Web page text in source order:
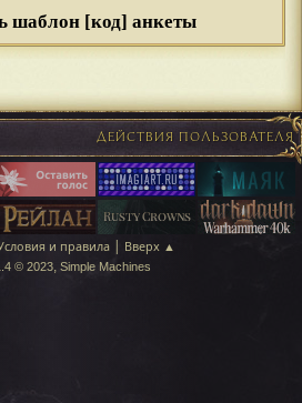
шаблон [код] анкеты
ДЕЙСТВИЯ ПОЛЬЗОВАТЕЛЯ
и правила | Вверх ▲
© 2023, Simple Machines